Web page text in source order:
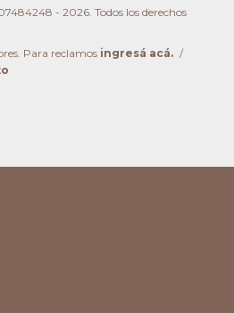
- 2026. Todos los derechos
Para reclamos ingresá acá. /